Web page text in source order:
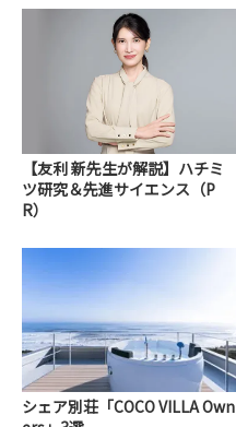
【友利 新先生が解説】ハチミ
ツ研究＆先進サイエンス（P
R）
シェア別荘「COCO VILLA Own